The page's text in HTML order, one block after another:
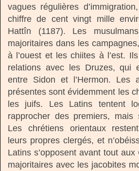
vagues régulières
chiffre de cent vingt mille
Hattîn (1187). Les
majoritaires dans les
à l’ouest et les chiites à l’est.
relations avec les Druzes, qui
entre Sidon et l’Hermon. Les
présentes sont évidemment les
les juifs. Les Latins tentent
rapprocher des premiers, mais
Les chrétiens orientaux
leurs propres clergés, et
Latins s’opposent avant tout
majoritaires avec les jacobites